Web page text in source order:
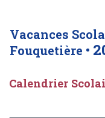
Vacances
Fouquetière •
Calendrier